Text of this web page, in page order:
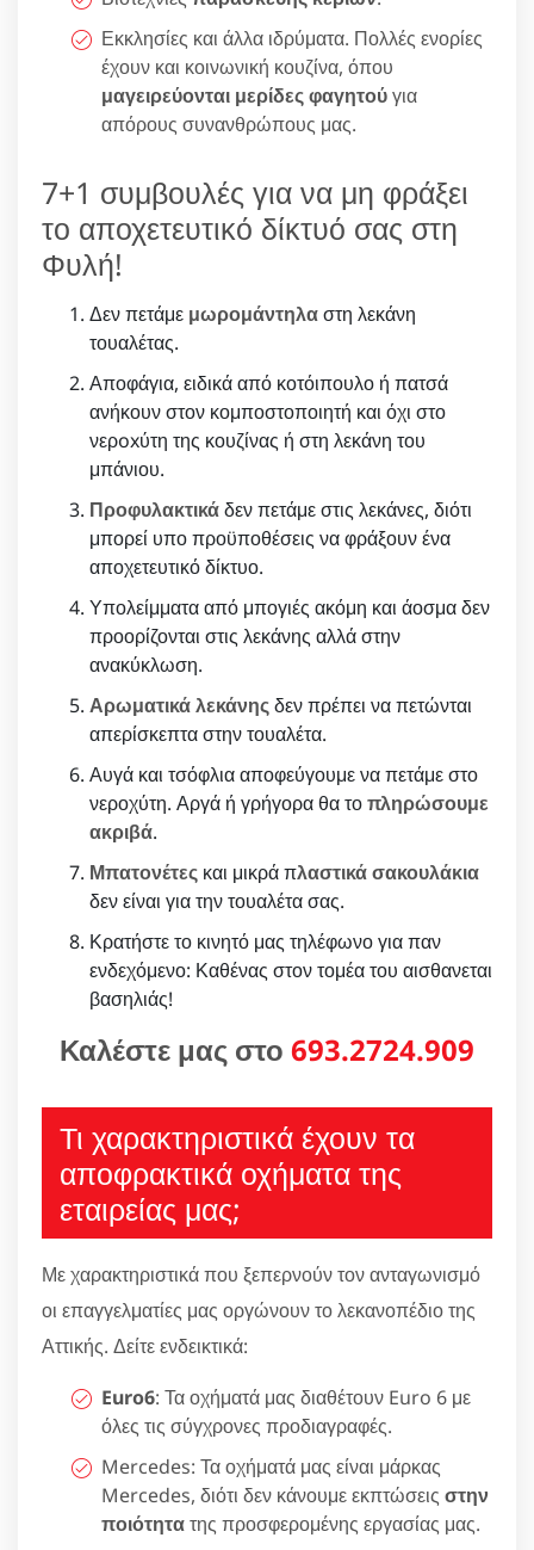
Εκκλησίες και άλλα ιδρύματα. Πολλές ενορίες
έχουν και κοινωνική κουζίνα, όπου
μαγειρεύονται μερίδες φαγητούγια
απόρους συνανθρώπους μας.
7+1 συμβουλές για να μη φράξει
το αποχετευτικό δίκτυό σας στη
Φυλή!
Δεν πετάμε μωρομάντηλαστη λεκάνη
τουαλέτας.
Αποφάγια, ειδικά από κοτόιπουλο ή πατσά
ανήκουν στον κομποστοποιητή και όχι στο
νερoxύτη της κουζίνας ή στη λεκάνη του
μπάνιου.
Προφυλακτικάδεν πετάμε στις λεκάνες, διότι
μπορεί υπο προϋποθέσεις να φράξουν ένα
αποχετευτικό δίκτυο.
Υπολείμματα από μπογιές ακόμη και άοσμα δεν
προορίζονται στις λεκάνης αλλά στην
ανακύκλωση.
Αρωματικά λεκάνηςδεν πρέπει να πετώνται
απερίσκεπτα στην τουαλέτα.
Αυγά και τσόφλια αποφεύγουμε να πετάμε στο
νεροχύτη. Αργά ή γρήγορα θα τοπληρώσουμε
ακριβά.
Μπατονέτες και μικρά πλαστικά σακουλάκια
δεν είναι για την τουαλέτα σας.
Κρατήστε το κινητό μας τηλέφωνο για παν
ενδεχόμενο: Καθένας στον τομέα του αισθανεται
βασηλιάς!
Καλέστε μας στο 693.2724.909
Τι χαρακτηριστικά έχουν τα
αποφρακτικά οχήματα της
εταιρείας μας;
Με χαρακτηριστικά που ξεπερνούν τον ανταγωνισμό
οι επαγγελματίες μας οργώνουν το λεκανοπέδιο της
Αττικής. Δείτε ενδεικτικά:
Euro6: Τα οχήματά μας διαθέτουν Euro 6 με
όλες τις σύγχρονες προδιαγραφές.
Mercedes: Τα οχήματά μας είναι μάρκας
Mercedes, διότι δεν κάνουμε εκπτώσεις στην
ποιότητατης προσφερομένης εργασίας μας.